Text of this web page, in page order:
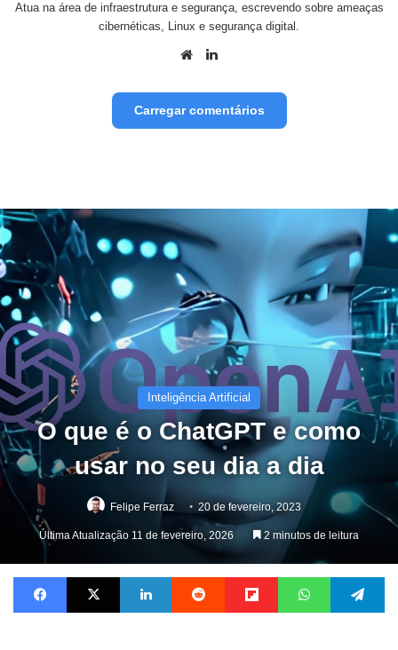
Atua na área de infraestrutura e segurança, escrevendo sobre ameaças
cibernéticas, Linux e segurança digital.
Website
Carregar comentários